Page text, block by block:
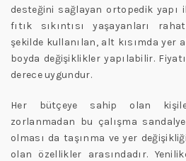
desteğini sağlayan ortopedik yapı
fıtık sıkıntısı yaşayanları
şekilde kullanılan, alt kısımda yer
boyda değişiklikler yapılabilir.
derece uygundur.
Her bütçeye sahip olan
zorlanmadan bu çalışma
olması da taşınma ve yer
olan özellikler arasındadır.